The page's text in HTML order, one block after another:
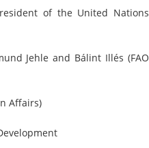
of the United Nations
Jehle and Bálint Illés (FAO
Affairs)